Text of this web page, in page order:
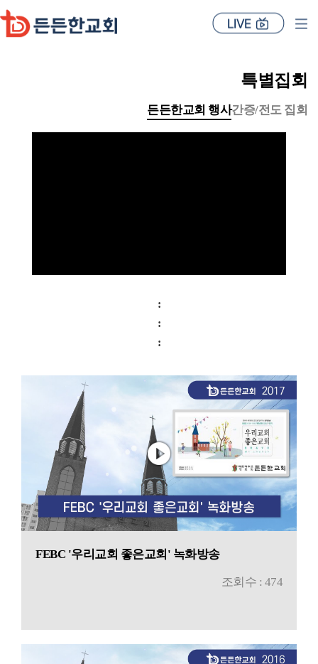
특별집회
든든한교회 행사간증/전도 집회
:
:
:
FEBC '우리교회 좋은교회' 녹화방송
조회수 : 474